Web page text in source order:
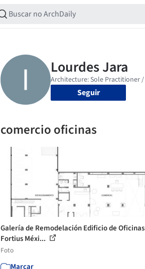
Seguir
comercio oficinas
Galería de Remodelación Edificio de Oficinas
Fortius Méxi...
Foto
Marcar